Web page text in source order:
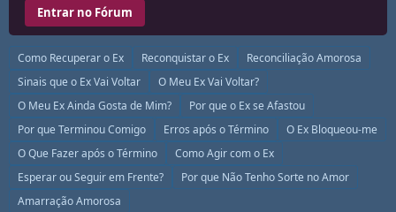
Entrar no Fórum
Como Recuperar o Ex Reconquistar o Ex
Reconciliação Amorosa
Sinais que o Ex Vai Voltar
O Meu Ex Vai Voltar?
O Meu Ex Ainda Gosta de Mim?
Por que o Ex se Afastou
Por que Terminou Comigo
Erros após o Término
O Ex Bloqueou-me
O Que Fazer após o Término
Como Agir com o Ex
Esperar ou Seguir em Frente?
Por que Não Tenho Sorte no Amor
Amarração Amorosa